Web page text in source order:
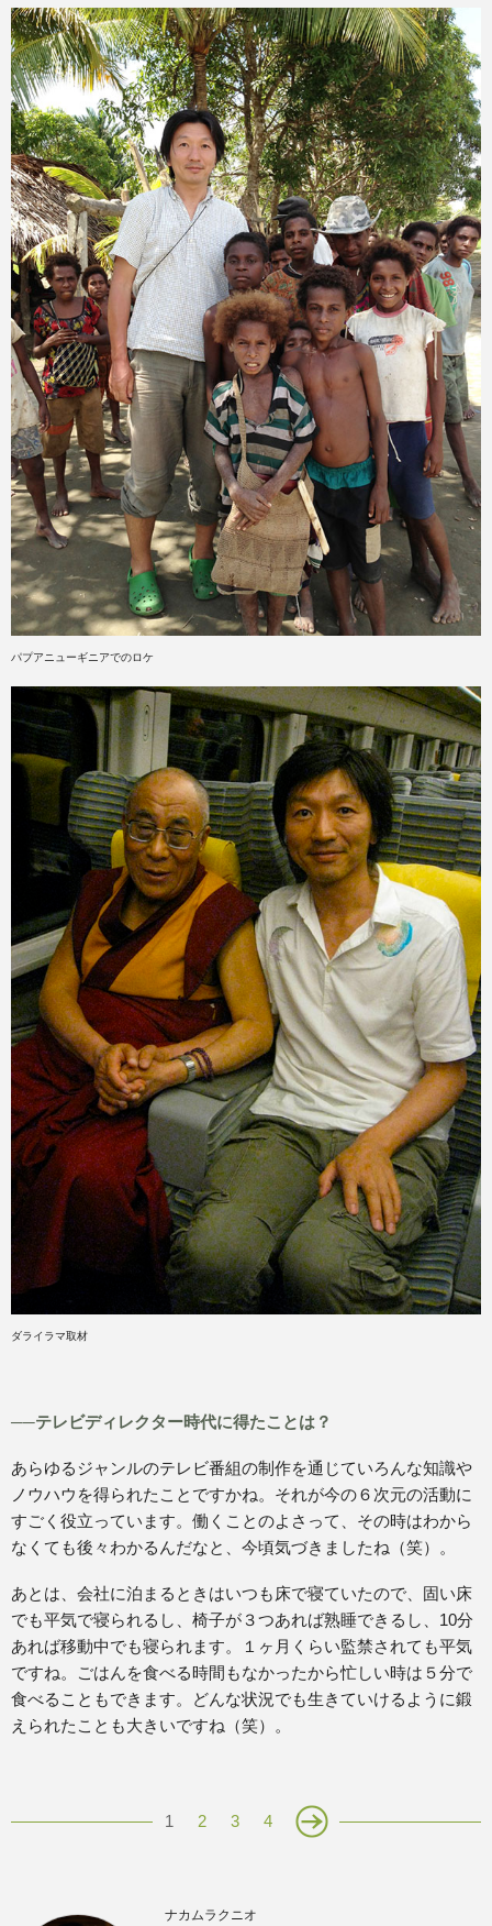
パプアニューギニアでのロケ
ダライラマ取材
──テレビディレクター時代に得たことは？
あらゆるジャンルのテレビ番組の制作を通じていろんな知識や
ノウハウを得られたことですかね。それが今の６次元の活動に
すごく役立っています。働くことのよさって、その時はわから
なくても後々わかるんだなと、今頃気づきましたね（笑）。
あとは、会社に泊まるときはいつも床で寝ていたので、固い床
でも平気で寝られるし、椅子が３つあれば熟睡できるし、10分
あれば移動中でも寝られます。１ヶ月くらい監禁されても平気
ですね。ごはんを食べる時間もなかったから忙しい時は５分で
食べることもできます。どんな状況でも生きていけるように鍛
えられたことも大きいですね（笑）。
1 2 3 4
ナカムラクニオ